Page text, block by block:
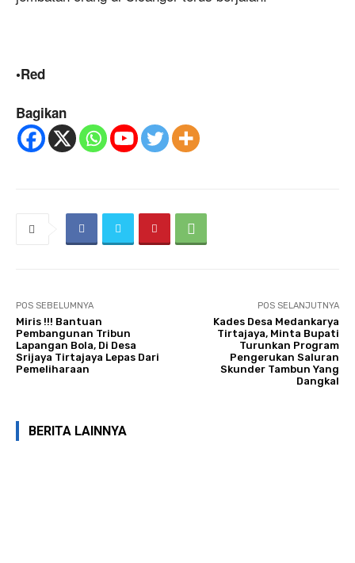
•Red
Bagikan
POS SEBELUMNYA
Miris !!! Bantuan
Pembangunan Tribun
Lapangan Bola, Di Desa
Srijaya Tirtajaya Lepas Dari
Pemeliharaan
POS SELANJUTNYA
Kades Desa Medankarya
Tirtajaya, Minta Bupati
Turunkan Program
Pengerukan Saluran
Skunder Tambun Yang
Dangkal
BERITA LAINNYA